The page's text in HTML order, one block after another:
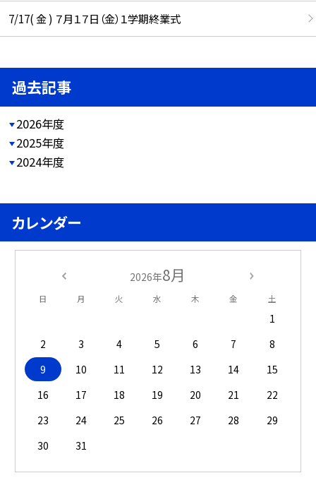
7/17( 金 ) ７月１７日（金）１学期終業式
過去記事
2026年度
2025年度
2024年度
カレンダー
2026年8月
日 月 火 水 木 金 土
1
2
3 4 5 6 7
8
9
10 11 12 13 14
15
16
17 18 19 20 21
22
23
24 25 26 27 28
29
30
31